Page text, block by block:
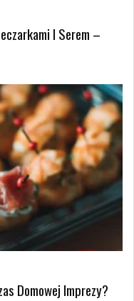
I Serem –
Domowej Imprezy?